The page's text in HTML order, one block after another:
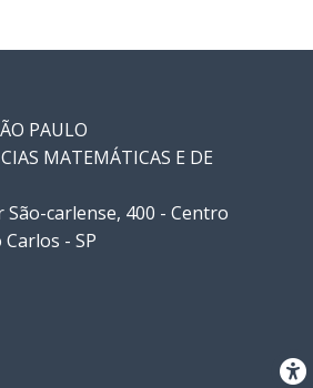
PAULO
MATEMÁTICAS E DE
carlense, 400 - Centro
Carlos - SP